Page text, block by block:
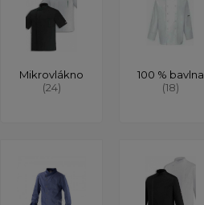
Mikrovlákno
(24)
100 % bavlna
(18)